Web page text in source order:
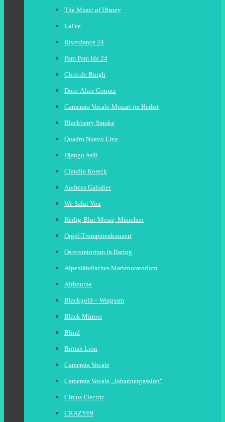
The Music of Disney
LaFee
Riverdance 24
Pam Pam Ida 24
Chris de Burgh
Doro-Alice Cooper
Camerata Vocale-Mozart im Herbst
Blackberry Smoke
Quadro Nuevo Live
Django Asül
Claudia Koreck
Andreas Gabalier
We Salut You
Heilig-Blut-Messe, München
Orgel-Trompetenkonzert
Osteroratorium in Baring
Alpenländisches Marienoratorium
Airbourne
Blackgold – Wargasm
Black Mirrors
Blind
British Lion
Camerata Vocale
Camerata Vocale „Johannespassion“
Circus Electric
CRAZY69